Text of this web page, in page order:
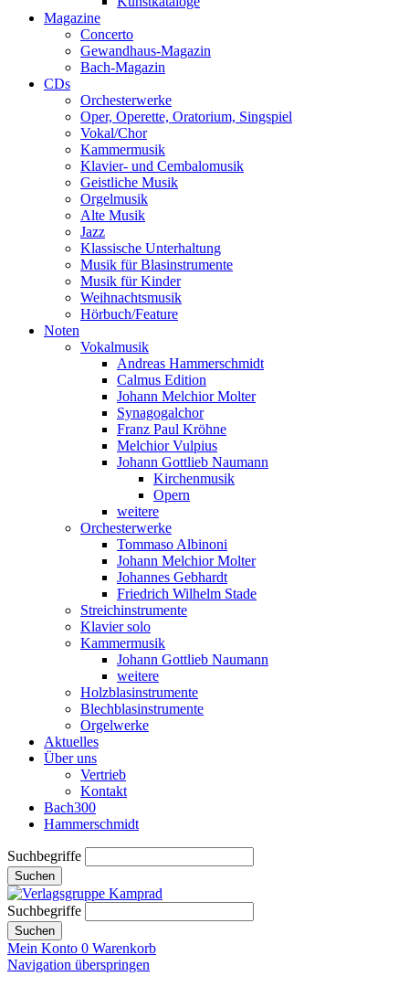
Magazine
Concerto
Gewandhaus-Magazin
Bach-Magazin
CDs
Orchesterwerke
Oper, Operette, Oratorium, Singspiel
Vokal/Chor
Kammermusik
Klavier- und Cembalomusik
Geistliche Musik
Orgelmusik
Alte Musik
Jazz
Klassische Unterhaltung
Musik für Blasinstrumente
Musik für Kinder
Weihnachtsmusik
Hörbuch/Feature
Noten
Vokalmusik
Andreas Hammerschmidt
Calmus Edition
Johann Melchior Molter
Synagogalchor
Franz Paul Kröhne
Melchior Vulpius
Johann Gottlieb Naumann
Kirchenmusik
Opern
weitere
Orchesterwerke
Tommaso Albinoni
Johann Melchior Molter
Johannes Gebhardt
Friedrich Wilhelm Stade
Streichinstrumente
Klavier solo
Kammermusik
Johann Gottlieb Naumann
weitere
Holzblasinstrumente
Blechblasinstrumente
Orgelwerke
Aktuelles
Über uns
Vertrieb
Kontakt
Bach300
Hammerschmidt
Suchbegriffe
Suchen
Suchbegriffe
Suchen
Mein Konto 0 Warenkorb
Navigation überspringen